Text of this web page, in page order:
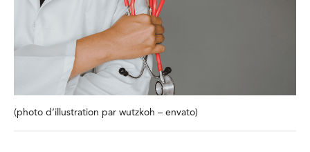
(photo d’illustration par wutzkoh – envato)